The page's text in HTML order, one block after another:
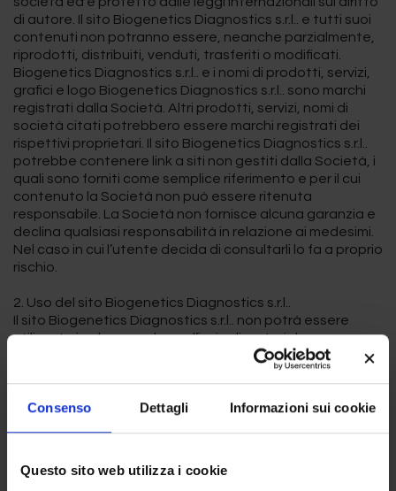
Consenso Dettagli Informazioni sui cookie
Questo sito web utilizza i cookie
di autore. Il sito Biogenetics Diagnostics s.r.l.. e tutti suoi
contenuti non potranno essere, neanche parzialmente,
riprodotti, distribuiti, venduti, trasferiti o modificati.
Biogenetics Diagnostics s.r.l.. e i nomi di prodotti, servizi,
grafici e logo Biogenetics Diagnostics s.r.l.. sono marchi
registrati dalla Società. Altri prodotti, servizi, nomi di
società citati potrebbero essere marchi registrati dei
rispettivi proprietari. Il sito Biogenetics Diagnostics s.r.l..
potrebbe contenere link a siti non gestiti dalla Società, i
quali sono forniti come semplice riferimento e per il cui
contenuto la Società non può essere ritenuta
responsabile. La Società non fornisce alcuna garanzia e
declina qualsiasi responsabilità in relazione ai medesimi.
Nel caso in cui l’utente decida di consultarli lo fa a proprio
rischio.
2. Uso del sito Biogenetics Diagnostics s.r.l..
Il sito Biogenetics Diagnostics s.r.l.. non potrà essere
utilizzato in alcun modo per l’invio di materiale
pornografico, o che in ogni caso offenda il senso del
comune pudore, o, più in generale, per finalità illecite. È
copia, la distribuzione, la vendita o comunque lo
non speculativi. L’uso non autorizzato del sito e del